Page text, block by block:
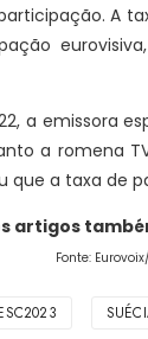
A
a emissora
a romena
que a taxa de
artigos
Fonte: